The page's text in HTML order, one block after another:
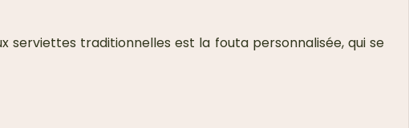
serviettes traditionnelles est la fouta personnalisée, qui se